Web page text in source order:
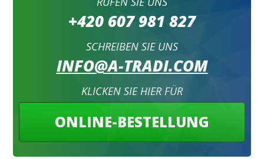
+420 607 981 827
SCHREIBEN SIE UNS
INFO@A-TRADI.COM
KLICKEN SIE HIER FÜR
ONLINE-BESTELLUNG